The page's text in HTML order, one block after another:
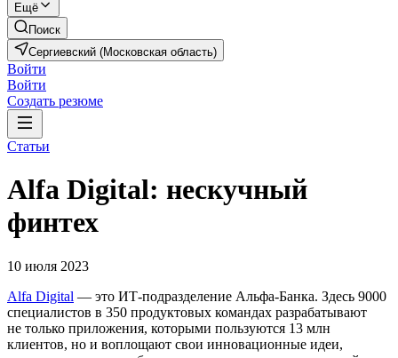
Ещё
Поиск
Сергиевский (Московская область)
Войти
Войти
Создать резюме
Статьи
Alfa Digital: нескучный
финтех
10 июля 2023
Alfa Digital — это ИТ-подразделение Альфа-Банка. Здесь 9000
специалистов в 350 продуктовых командах разрабатывают
не только приложения, которыми пользуются 13 млн
клиентов, но и воплощают свои инновационные идеи,